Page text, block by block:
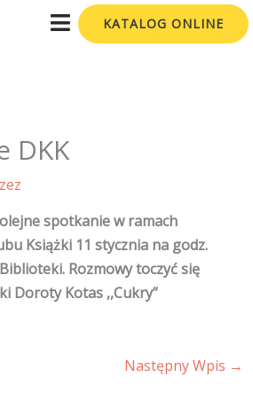
KATALOG ONLINE
DKK
spotkanie w ramach
Książki 11 stycznia na godz.
Rozmowy toczyć się
Doroty Kotas ,,Cukry”
Następny Wpis →